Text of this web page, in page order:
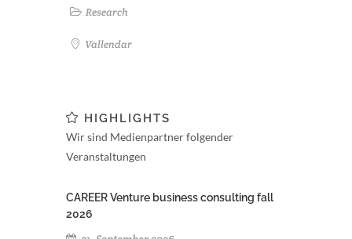
Research
Vallendar
HIGHLIGHTS
Wir sind Medienpartner folgender
Veranstaltungen
CAREER Venture business consulting fall
2026